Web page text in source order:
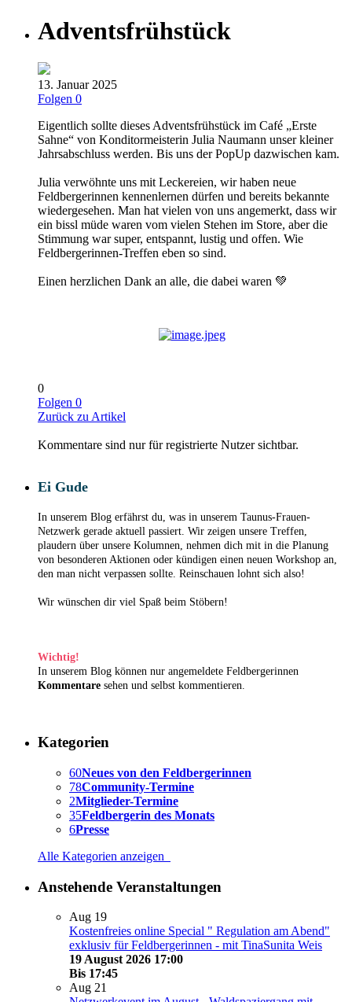
Adventsfrühstück
13. Januar 2025
Folgen 0
Eigentlich sollte dieses Adventsfrühstück im Café „Erste
Sahne“ von Konditormeisterin Julia Naumann unser kleiner
Jahrsabschluss werden. Bis uns der PopUp dazwischen kam.
Julia verwöhnte uns mit Leckereien, wir haben neue
Feldbergerinnen kennenlernen dürfen und bereits bekannte
wiedergesehen. Man hat vielen von uns angemerkt, dass wir
ein bissl müde waren vom vielen Stehen im Store, aber die
Stimmung war super, entspannt, lustig und offen. Wie
Feldbergerinnen-Treffen eben so sind.
Einen herzlichen Dank an alle, die dabei waren 💚
0
Folgen 0
Zurück zu Artikel
Kommentare sind nur für registrierte Nutzer sichtbar.
Ei Gude
In unserem Blog erfährst du, was in unserem Taunus-Frauen-
Netzwerk gerade aktuell passiert. Wir zeigen unsere Treffen,
plaudern über unsere Kolumnen, nehmen dich mit in die Planung
von besonderen Aktionen oder kündigen einen neuen Workshop an,
den man nicht verpassen sollte. Reinschauen lohnt sich also!
Wir wünschen dir viel Spaß beim Stöbern!
Wichtig!
In unserem Blog können nur angemeldete Feldbergerinnen
Kommentare sehen und selbst kommentieren.
Kategorien
60Neues von den Feldbergerinnen
78Community-Termine
2Mitglieder-Termine
35Feldbergerin des Monats
6Presse
Alle Kategorien anzeigen
Anstehende Veranstaltungen
Aug 19
Kostenfreies online Special " Regulation am Abend"
exklusiv für Feldbergerinnen - mit TinaSunita Weis
19 August 2026 17:00
Bis 17:45
Aug 21